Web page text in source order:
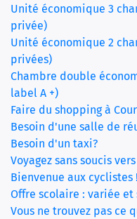
Unité économique 3
privée)
Unité économique 2
privées)(current)
Chambre double
label A +)
Faire du shopping à
Besoin d'une salle de
Besoin d'un taxi?
Voyagez sans soucis
Bienvenue aux cyclistes !
Offre scolaire : variée et
Vous ne trouvez pas ce